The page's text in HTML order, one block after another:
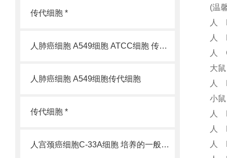
传代细胞 *
人肺癌细胞 A549细胞 ATCC细胞 传代细胞
人肺癌细胞 A549细胞传代细胞
传代细胞 *
人宫颈癌细胞C-33A细胞 培养的一般过程
(温
人
人
人
大
人
小
人
人
人